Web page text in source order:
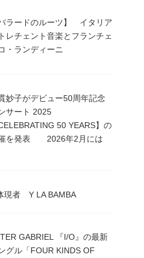
バラードのルーツ】 イタリア
レチェント音楽とフランチェ
・ランディーニ
妙子がデビュー50周年記念
サート 2025
CELEBRATING 50 YEARS】の
を発表 2026年2月には
現者 Y LA BAMBA
GABRIEL 『I/O』の最新
グル「FOUR KINDS OF